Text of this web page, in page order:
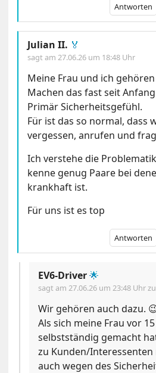
Antworten
Julian II. 🏅
sagt am27.06.26 um 18:48 Uhr
Meine Frau und ich
Machen das fast seit
Primär Sicherheitsgefühl.
Für ist das so normal, dass
vergessen, anrufen und
Ich verstehe die
kenne genug Paare bei
krankhaft ist.
Für uns ist es top
Antworten
EV6-Driver🌟
sagt am27.06.26 um 23:48 Uhr
Wir gehören auch dazu.
Als sich meine Frau vor
selbstständig gemacht
zu Kunden/Interessenten
auch wegen des